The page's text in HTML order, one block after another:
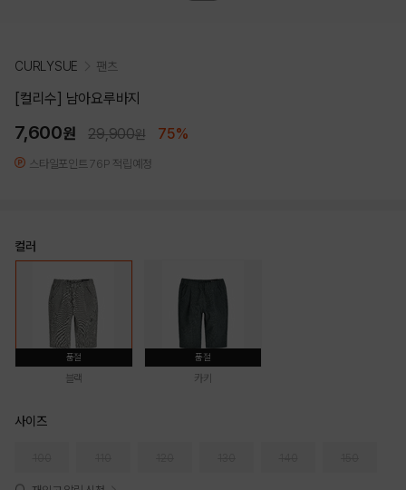
CURLYSUE 팬츠
[컬리수] 남아요루바지
7,600원 29,900원 75%
스타일포인트 76P 적립예정
컬러
품절
블랙
품절
카키
사이즈